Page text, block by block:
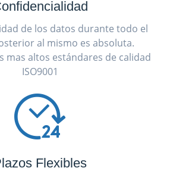
de los datos durante todo el
al mismo es absoluta.
mas altos estándares de calidad
ISO9001
Flexibles